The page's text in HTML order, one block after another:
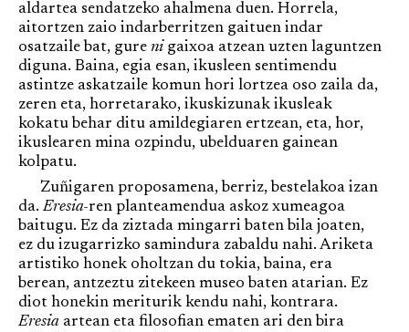
aldartea sendatzeko ahalmena duen. Horrela,
aitortzen zaio indarberritzen gaituen indar
osatzaile bat, gure ni gaixoa atzean uzten laguntzen
diguna. Baina, egia esan, ikusleen sentimendu
astintze askatzaile komun hori lortzea oso zaila da,
zeren eta, horretarako, ikuskizunak ikusleak
kokatu behar ditu amildegiaren ertzean, eta, hor,
ikuslearen mina ozpindu, ubelduaren gainean
kolpatu.
Zuñigaren proposamena, berriz, bestelakoa izan
da.Eresia-ren planteamendua askoz xumeagoa
baitugu. Ez da ziztada mingarri baten bila joaten,
ez du izugarrizko samindura zabaldu nahi. Ariketa
artistiko honek oholtzan du tokia, baina, era
berean, antzeztu zitekeen museo baten atarian. Ez
diot honekin meriturik kendu nahi, kontrara.
Eresia artean eta filosofian ematen ari den bira